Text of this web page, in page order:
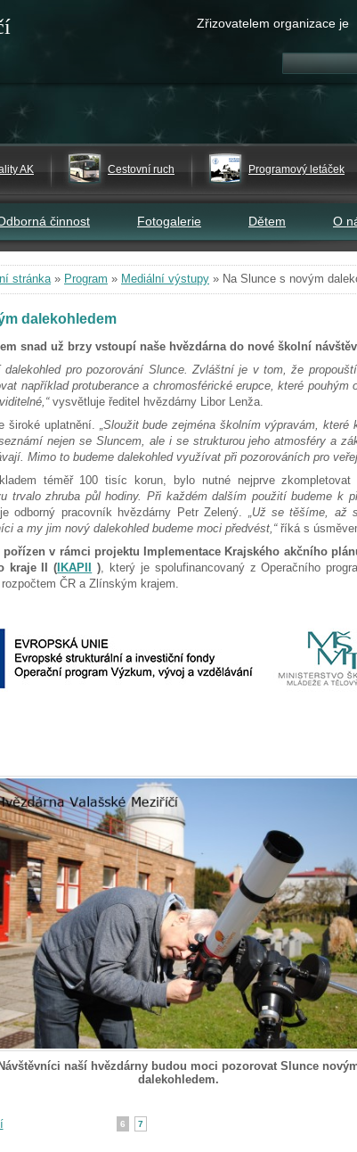
Zřizovatelem organizace je
AK Cestovní ruch Programový letáček
činnost Fotogalerie Dětem O
stránka» Program » Mediální výstupy » Na Slunce s novým
dalekohledem
snad už brzy vstoupí naše hvězdárna do nové školní
dalekohled pro pozorování Slunce. Zvláštní je v tom, že
například protuberance a chromosférické erupce, které pouhým
vysvětluje ředitel hvězdárny Libor Lenža.
široké uplatnění. „Sloužit bude zejména školním výpravám,
nejen se Sluncem, ale i se strukturou jeho atmosféry a
Mimo to budeme dalekohled využívat při pozorováních pro
téměř 100 tisíc korun, bylo nutné nejprve
trvalo zhruba půl hodiny. Při každém dalším použití budeme k
odborný pracovník hvězdárny Petr Zelený. „Už se těšíme, až
a my jim nový dalekohled budeme moci předvést,“říká s
pořízen v rámci projektu
Implementace Krajského akčního
kraje II ( IKAPII ), který je spolufinancovaný z Operačního
ČR a Zlínským krajem.
Návštěvníci naší hvězdárny budou moci pozorovat Slunce
dalekohledem.
6 7